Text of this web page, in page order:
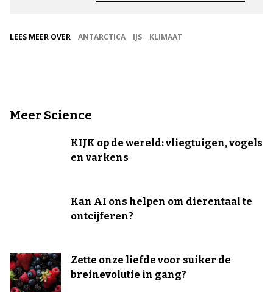
LEES MEER OVER ANTARCTICA IJS KLIMAAT
Meer Science
KIJK op de wereld: vliegtuigen, vogels
en varkens
Kan AI ons helpen om dierentaal te
ontcijferen?
Zette onze liefde voor suiker de
breinevolutie in gang?